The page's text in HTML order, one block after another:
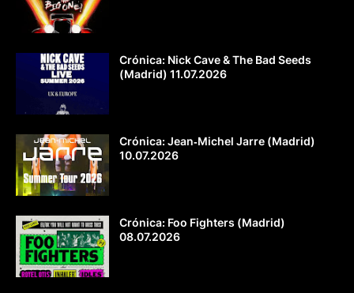
Crónica: Nick Cave & The Bad Seeds
(Madrid) 11.07.2026
Crónica: Jean‐Michel Jarre (Madrid)
10.07.2026
Crónica: Foo Fighters (Madrid)
08.07.2026